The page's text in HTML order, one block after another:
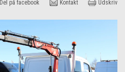
Del på facebook Kontakt Udskriv